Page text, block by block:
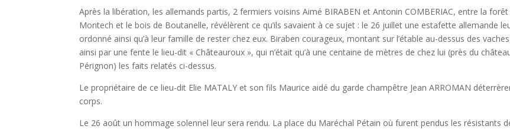
Après la libération, les allemands partis, 2 fermiers voisins Aimé BIRABEN et Antonin COMBERIAC, entre la forêt
Montech et le bois de Boutanelle, révélèrent ce qu’ils savaient à ce sujet : le 26 juillet une estafette allemande
ordonné ainsi qu’à leur famille de rester chez eux. Biraben courageux, montant sur l’étable au-dessus des
ainsi par une fente le lieu-dit « Châteauroux », qui n’était qu’à une centaine de mètres de chez lui (près du
Pérignon) les faits relatés ci-dessus.
Le propriétaire de ce lieu-dit Elie MATALY et son fils Maurice aidé du garde champêtre Jean ARROMAN
corps.
Le 26 août un hommage solennel leur sera rendu. La place du Maréchal Pétain où furent pendus les résistants